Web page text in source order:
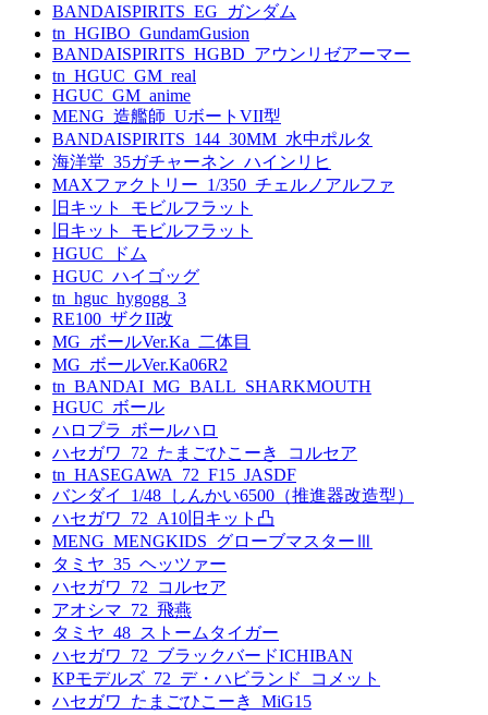
BANDAISPIRITS_EG_ガンダム
tn_HGIBO_GundamGusion
BANDAISPIRITS_HGBD_アウンリゼアーマー
tn_HGUC_GM_real
HGUC_GM_anime
MENG_造艦師_UボートVII型
BANDAISPIRITS_144_30MM_水中ポルタ
海洋堂_35ガチャーネン_ハインリヒ
MAXファクトリー_1/350_チェルノアルファ
旧キット_モビルフラット
旧キット_モビルフラット
HGUC_ドム
HGUC_ハイゴッグ
tn_hguc_hygogg_3
RE100_ザクII改
MG_ボールVer.Ka_二体目
MG_ボールVer.Ka06R2
tn_BANDAI_MG_BALL_SHARKMOUTH
HGUC_ボール
ハロプラ_ボールハロ
ハセガワ_72_たまごひこーき_コルセア
tn_HASEGAWA_72_F15_JASDF
バンダイ_1/48_しんかい6500（推進器改造型）
ハセガワ_72_A10旧キット凸
MENG_MENGKIDS_グローブマスターⅢ
タミヤ_35_ヘッツァー
ハセガワ_72_コルセア
アオシマ_72_飛燕
タミヤ_48_ストームタイガー
ハセガワ_72_ブラックバードICHIBAN
KPモデルズ_72_デ・ハビランド_コメット
ハセガワ_たまごひこーき_MiG15